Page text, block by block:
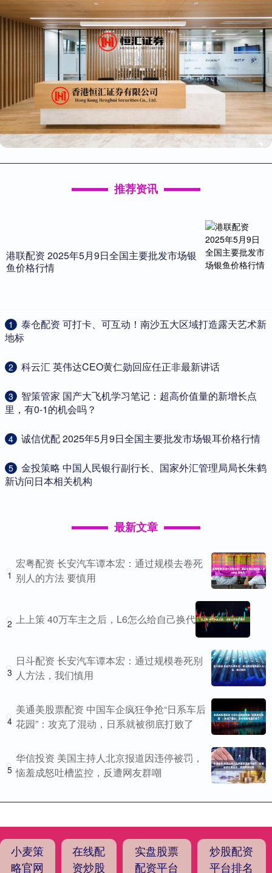
推荐资讯
港联配资 2025年5月9日全国主要批发市场银
鱼价格行情
1
​泰仓配资 可打卡、可互动！南沙五大区域打造露天艺术新
地标
2 ​科云汇 英伟达CEO黄仁勋回应任正非最新讲话
3
​智策管家 国产大飞机学习笔记：超高价值量的新增长点
里，有0-1的机会吗？
4 ​诚信优配 2025年5月9日全国主要批发市场银耳价格行情
5
​金投策略 中国人民银行副行长、国家外汇管理局局长朱鹤
新访问日本相关机构
最新文章
1
宏粤配资 长安汽车谭本宏：通过规模去卷死
别人的方法 要慎用
2 上上策 40万车主之后，L6怎么给自己换代
3
日斗配资 长安汽车谭本宏：通过规模卷死别
人方法，我们慎用
4
美通美股票配资 中国车企疯狂争抢“日系车后
花园”：攻克了混动，日系就被彻底打败了
5
华信投资 美国主持人北京报道因违停被罚，
恼羞成怒吐槽监控，反遭网友群嘲
小麦策
略官网
在线配
资炒股
实盘股票
配资平台
炒股配资
平台排名